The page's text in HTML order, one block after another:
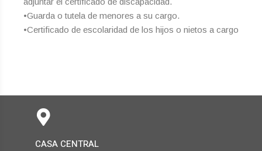
•Guarda o tutela de menores a su cargo.
•Certificado de escolaridad de los hijos o nietos a cargo
CASA CENTRAL